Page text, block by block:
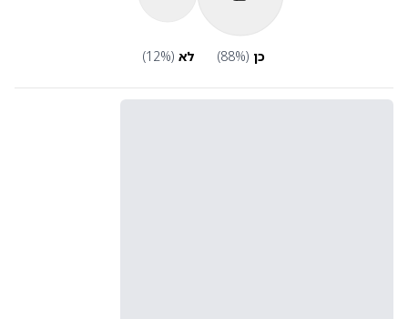
כן (
88%) לא (
12%)